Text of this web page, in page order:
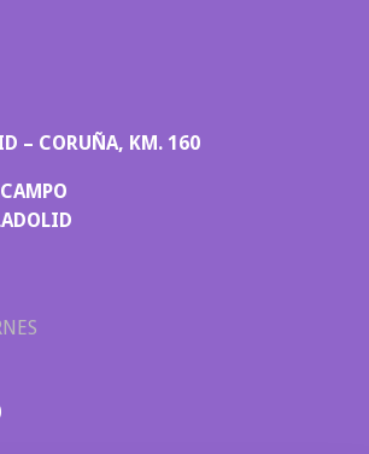
– CORUÑA, KM. 160